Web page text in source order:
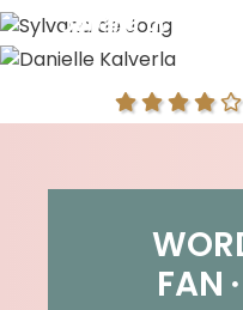
Sylvana de Jong
FAN